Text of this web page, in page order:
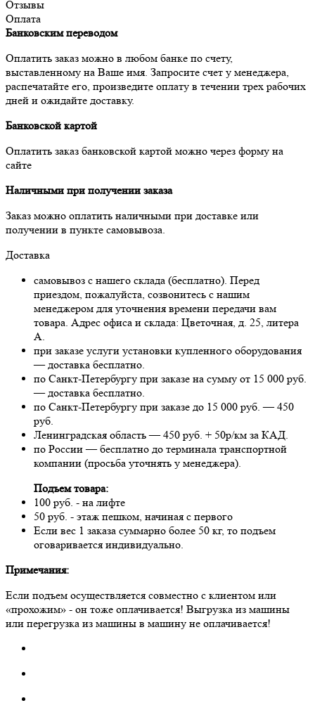
Отзывы
Оплата
Банковским переводом
Оплатить заказ можно в любом банке по счету,
выставленному на Ваше имя. Запросите счет у менеджера,
распечатайте его, произведите оплату в течении трех рабочих
дней и ожидайте доставку.
Банковской картой
Оплатить заказ банковской картой можно через форму на
сайте
Наличными при получении заказа
Заказ можно оплатить наличными при доставке или
получении в пункте самовывоза.
Доставка
самовывоз с нашего склада (бесплатно). Перед
приездом, пожалуйста, созвонитесь с нашим
менеджером для уточнения времени передачи вам
товара. Адрес офиса и склада: Цветочная, д. 25, литера
А.
при заказе услуги установки купленного оборудования
— доставка бесплатно.
по Санкт-Петербургу при заказе на сумму от 15 000 руб.
— доставка бесплатно.
по Санкт-Петербургу при заказе до 15 000 руб. — 450
руб.
Ленинградская область — 450 руб. + 50р/км за КАД.
по России — бесплатно до терминала транспортной
компании (просьба уточнять у менеджера).
Подъем товара:
100 руб. - на лифте
50 руб. - этаж пешком, начиная с первого
Если вес 1 заказа суммарно более 50 кг, то подъем
оговаривается индивидуально.
Примечания:
Если подъем осуществляется совместно с клиентом или
«прохожим» - он тоже оплачивается! Выгрузка из машины
или перегрузка из машины в машину не оплачивается!